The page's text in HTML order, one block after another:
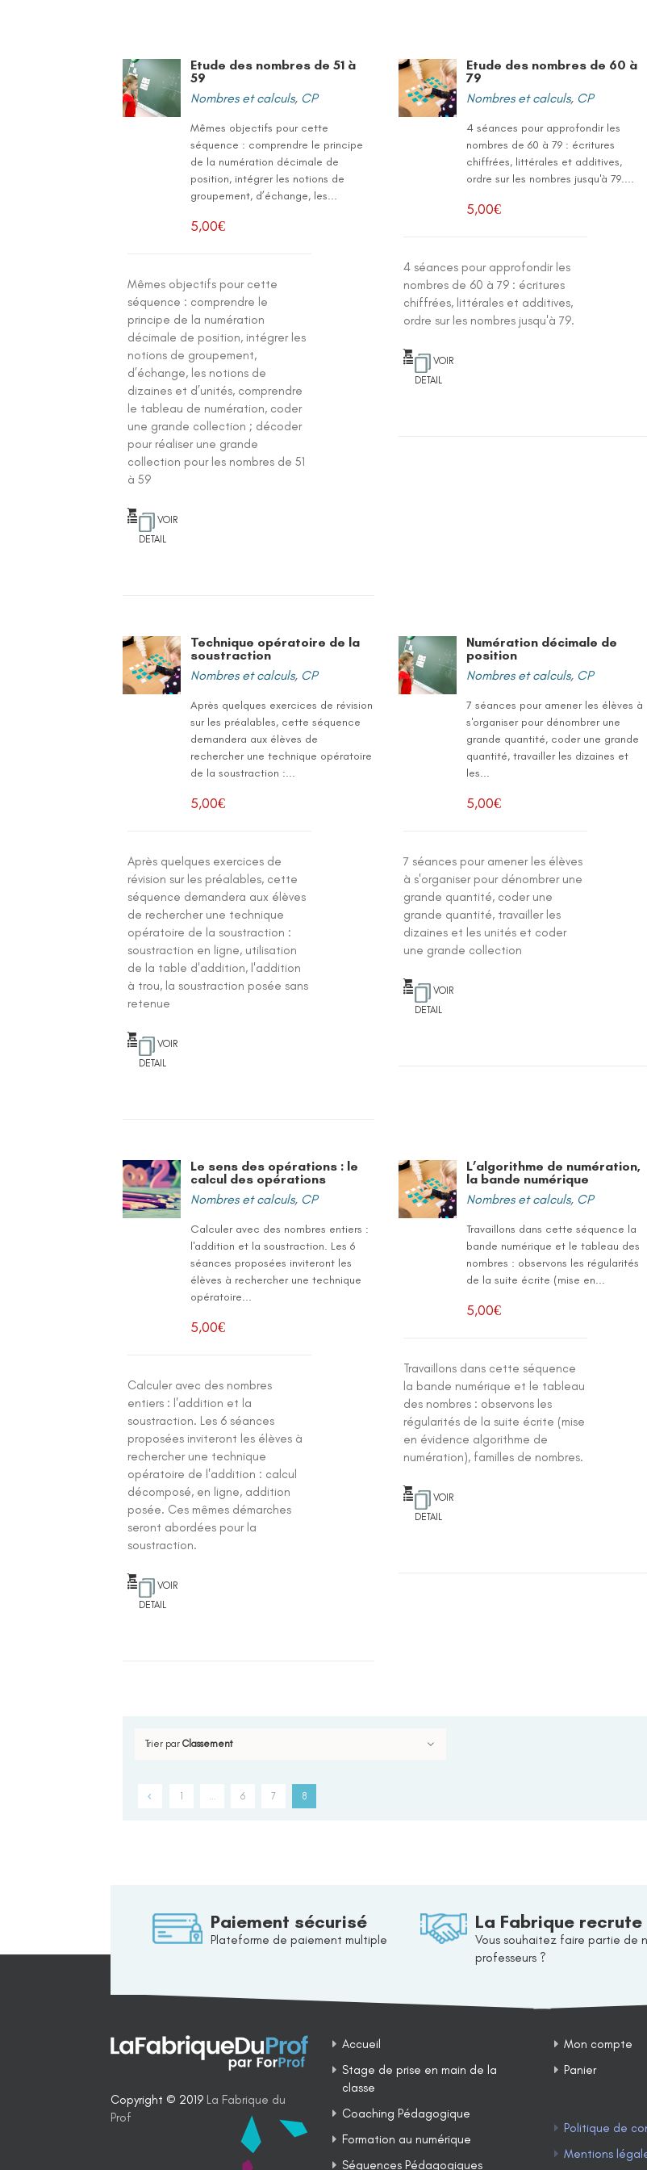
Etude des nombres de 51 à
59
Nombres et calculs, CP
Mêmes objectifs pour cette
séquence : comprendre le principe
de la numération décimale de
position, intégrer les notions de
groupement, d’échange, les...
5,00€
Mêmes objectifs pour cette
séquence : comprendre le
principe de la numération
décimale de position, intégrer les
notions de groupement,
d’échange, les notions de
dizaines et d’unités, comprendre
le tableau de numération, coder
une grande collection ; décoder
pour réaliser une grande
collection pour les nombres de 51
à 59
VOIR
DETAIL
Etude des nombres de 60 à
79
Nombres et calculs, CP
4 séances pour approfondir les
nombres de 60 à 79 : écritures
chiffrées, littérales et additives,
ordre sur les nombres jusqu'à 79....
5,00€
4 séances pour approfondir les
nombres de 60 à 79 : écritures
chiffrées, littérales et additives,
ordre sur les nombres jusqu'à 79.
VOIR
DETAIL
Technique opératoire de la
soustraction
Nombres et calculs, CP
Après quelques exercices de révision
sur les préalables, cette séquence
demandera aux élèves de
rechercher une technique opératoire
de la soustraction :...
5,00€
Après quelques exercices de
révision sur les préalables, cette
séquence demandera aux élèves
de rechercher une technique
opératoire de la soustraction :
soustraction en ligne, utilisation
de la table d'addition, l'addition
à trou, la soustraction posée sans
retenue
VOIR
DETAIL
Numération décimale de
position
Nombres et calculs, CP
7 séances pour amener les élèves à
s'organiser pour dénombrer une
grande quantité, coder une grande
quantité, travailler les dizaines et
les...
5,00€
7 séances pour amener les élèves
à s'organiser pour dénombrer une
grande quantité, coder une
grande quantité, travailler les
dizaines et les unités et coder
une grande collection
VOIR
DETAIL
Le sens des opérations : le
calcul des opérations
Nombres et calculs, CP
Calculer avec des nombres entiers :
l'addition et la soustraction. Les 6
séances proposées inviteront les
élèves à rechercher une technique
opératoire...
5,00€
Calculer avec des nombres
entiers : l'addition et la
soustraction. Les 6 séances
proposées inviteront les élèves à
rechercher une technique
opératoire de l'addition : calcul
décomposé, en ligne, addition
posée. Ces mêmes démarches
seront abordées pour la
soustraction.
VOIR
DETAIL
L’algorithme de numération,
la bande numérique
Nombres et calculs, CP
Travaillons dans cette séquence la
bande numérique et le tableau des
nombres : observons les régularités
de la suite écrite (mise en...
5,00€
Travaillons dans cette séquence
la bande numérique et le tableau
des nombres : observons les
régularités de la suite écrite (mise
en évidence algorithme de
numération), familles de nombres.
VOIR
DETAIL
Trier par Classement
1 … 6 7 8
Paiement sécurisé
Plateforme de paiement multiple
La Fabrique recrute
Vous souhaitez faire partie de
professeurs ?
Copyright © 2019 La Fabrique du
Prof
Accueil
Stage de prise en main de la
classe
Coaching Pédagogique
Formation au numérique
Séquences Pédagogiques
Mon compte
Panier
Politique de
Mentions